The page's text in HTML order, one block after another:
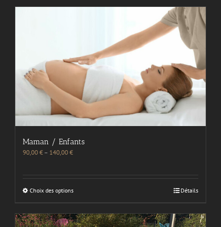
Maman / Enfants
90,00€– 140,00€
Choix des options Détails